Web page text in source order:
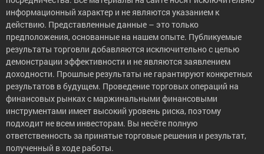
информационный характер и не являются указанием к
действию. Представленные данные – это только
предположения, основанные на нашем опыте. Публикуемые
результаты торговли добавляются исключительно с целью
демонстрации эффективности и не являются заявлением
доходности. Прошлые результаты не гарантируют конкретных
результатов в будущем. Проведение торговых операций на
финансовых рынках с маржинальными финансовыми
инструментами имеет высокий уровень риска, поэтому
подходит не всем инвесторам. Вы несёте полную
ответственность за принятые торговые решения и результат,
полученный в ходе работы.